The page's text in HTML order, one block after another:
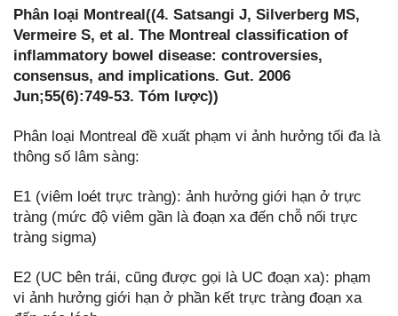
Phân loại Montreal((4. Satsangi J, Silverberg MS,
Vermeire S, et al. The Montreal classification of
inflammatory bowel disease: controversies,
consensus, and implications. Gut. 2006
Jun;55(6):749-53. Tóm lược))
Phân loại Montreal đề xuất phạm vi ảnh hưởng tối đa là
thông số lâm sàng:
E1 (viêm loét trực tràng): ảnh hưởng giới hạn ở trực
tràng (mức độ viêm gần là đoạn xa đến chỗ nối trực
tràng sigma)
E2 (UC bên trái, cũng được gọi là UC đoạn xa): phạm
vi ảnh hưởng giới hạn ở phần kết trực tràng đoạn xa